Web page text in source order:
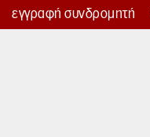
εγγραφή συνδρομητή